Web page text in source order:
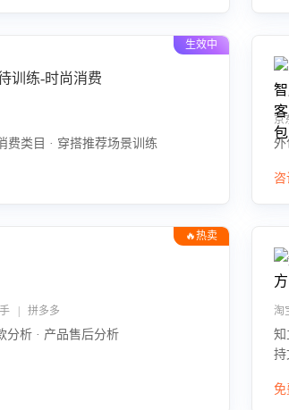
生效中
训练-时尚消费
费类目 · 穿搭推荐场景训练 外
咨
🔥热卖
| 拼多多
分析 · 产品售后分析
淘
知
持
免